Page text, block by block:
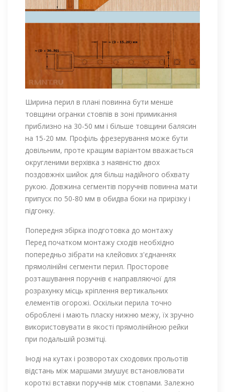
Ширина перил в плані повинна бути менше
товщини огранки стовпів в зоні примикання
приблизно на 30-50 мм і більше товщини балясин
на 15-20 мм. Профіль фрезерування може бути
довільним, проте кращим варіантом вважається
округленими верхівка з наявністю двох
поздовжніх шийок для більш надійного обхвату
рукою. Довжина сегментів поручнів повинна мати
припуск по 50-80 мм в обидва боки на прирізку і
підгонку.
Попередня збірка іподготовка до монтажу
Перед початком монтажу сходів необхідно
попередньо зібрати на клейових з'єднаннях
прямолінійні сегменти перил. Просторове
розташування поручнів є направляючої для
розрахунку місць кріплення вертикальних
елементів огорожі. Оскільки перила точно
оброблені і мають пласку нижню межу, їх зручно
використовувати в якості прямолінійною рейки
при подальшій розмітці.
Іноді на кутах і розворотах сходових прольотів
відстань між маршами змушує встановлювати
короткі вставки поручнів між стовпами. Залежно